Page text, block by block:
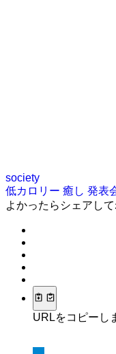
society
低カロリー 癒し 発表
よかったらシェアして
URLをコピーし